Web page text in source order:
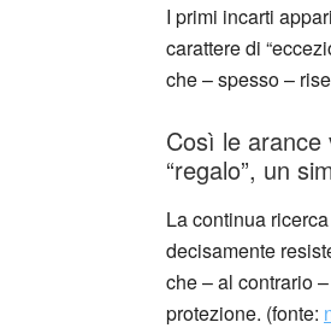
I primi incarti
carattere di
che – spesso –
Così le
“regalo”, un
La continua
decisamente
che – al contrario
protezione. (fonte: